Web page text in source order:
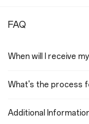
FAQ
When will I receive
What's the process
Additional